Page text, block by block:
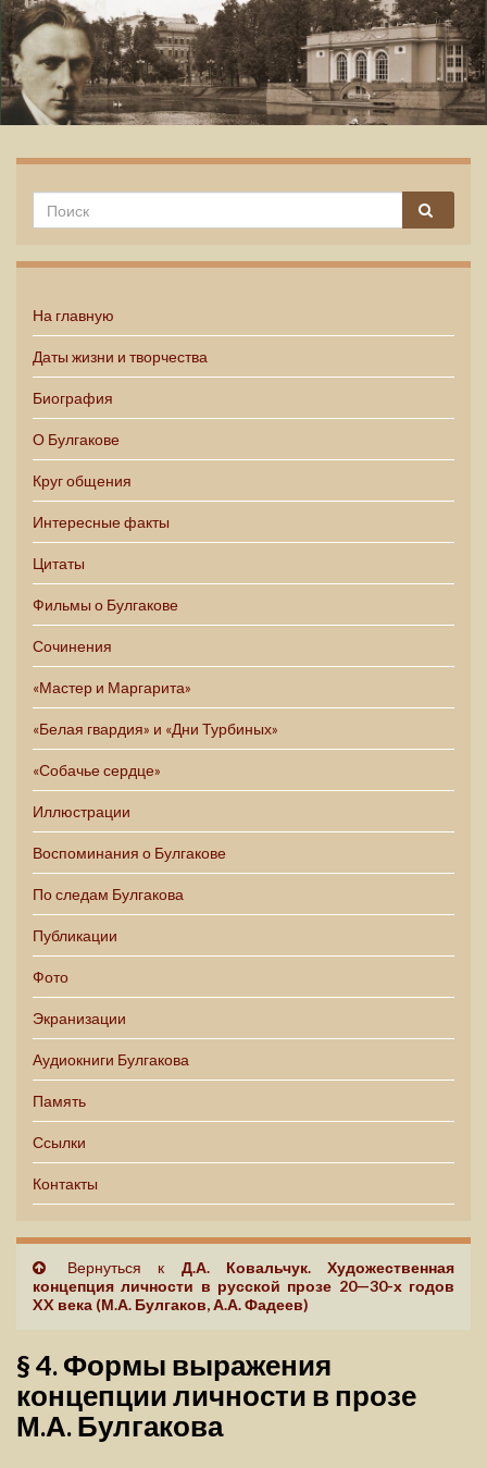
На главную
Даты жизни и творчества
Биография
О Булгакове
Круг общения
Интересные факты
Цитаты
Фильмы о Булгакове
Сочинения
«Мастер и Маргарита»
«Белая гвардия» и «Дни Турбиных»
«Собачье сердце»
Иллюстрации
Воспоминания о Булгакове
По следам Булгакова
Публикации
Фото
Экранизации
Аудиокниги Булгакова
Память
Ссылки
Контакты
Вернуться к Д.А. Ковальчук. Художественная
концепция личности в русской прозе 20—30-х годов
XX века (М.А. Булгаков, А.А. Фадеев)
§ 4. Формы выражения
концепции личности в прозе
М.А. Булгакова